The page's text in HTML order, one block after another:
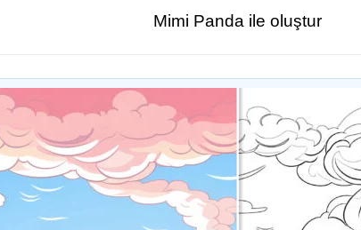
Mimi Panda ile oluştur